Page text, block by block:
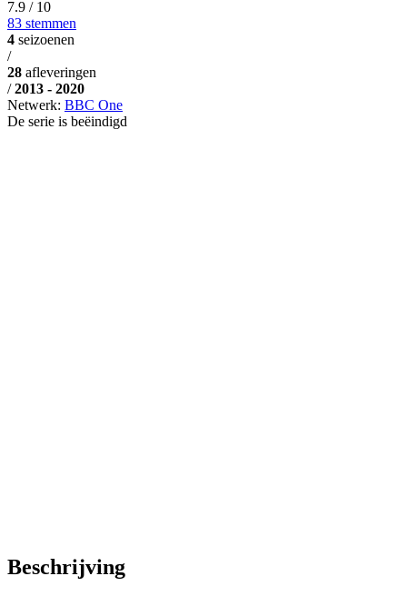
7.9 / 10
83 stemmen
4 seizoenen
/
28 afleveringen
/ 2013 - 2020
Netwerk: BBC One
De serie is beëindigd
Beschrijving